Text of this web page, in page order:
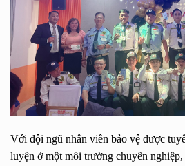
Với đội ngũ nhân viên bảo vệ được
luyện ở một môi trường chuyên